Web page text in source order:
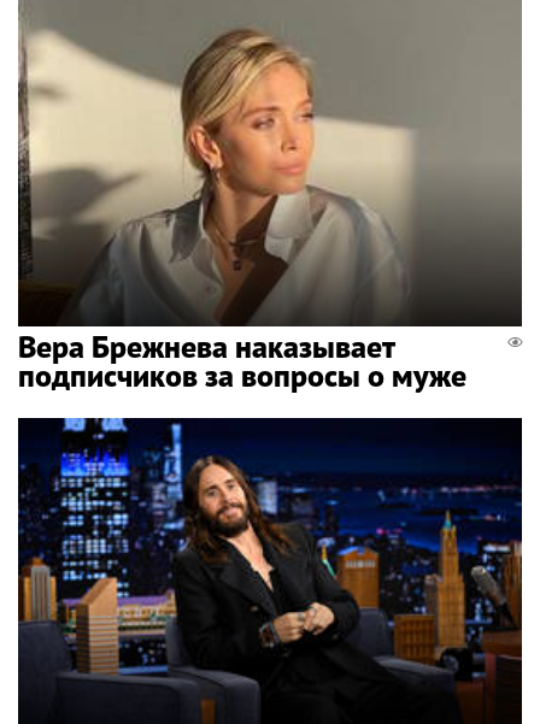
Вера Брежнева наказывает
подписчиков за вопросы о муже